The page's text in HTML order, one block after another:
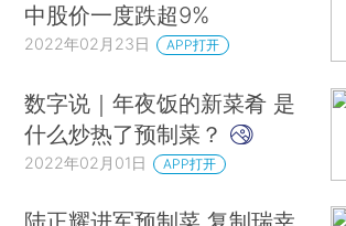
中股价一度跌超9%
2022年02月23日 APP打开
数字说｜年夜饭的新菜肴 是
什么炒热了预制菜？
2022年02月01日 APP打开